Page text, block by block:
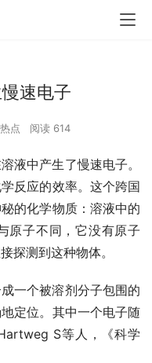
速电子
点 阅读 614
液中产生了慢速电子。
反应的效率。这个跨国
的化学物质：溶液中的
原子不同，它没有原子
探测到这种物体。
一个被溶剂分子包围的
定位。其中一个电子随
S等人，《科学